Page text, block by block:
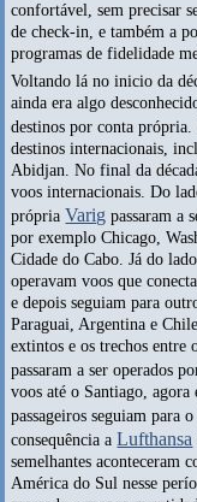
confortável, sem precisar
de check-in, e também a
programas de fidelidade
Voltando lá no inicio da
ainda era algo
destinos por conta
destinos internacionais,
Abidjan. No final da
voos internacionais. Do
própria Varig passaram a
por exemplo Chicago,
Cidade do Cabo. Já do
operavam voos que
e depois seguiam para
Paraguai, Argentina e
extintos e os trechos entre
passaram a ser operados
voos até o Santiago, agora
passageiros seguiam para
consequência aLufthansa
semelhantes aconteceram
América do Sul nesse